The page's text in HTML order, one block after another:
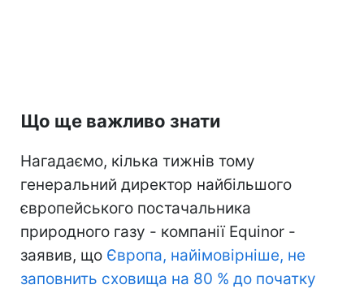
Що ще важливо знати
Нагадаємо, кілька тижнів тому
генеральний директор найбільшого
європейського постачальника
природного газу - компанії Equinor -
заявив, що Європа, найімовірніше, не
заповнить сховища на 80 % до початку